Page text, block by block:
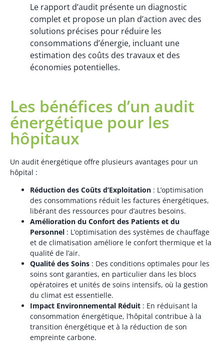
Le rapport d’audit présente un diagnostic
complet et propose un plan d’action avec des
solutions précises pour réduire les
consommations d’énergie, incluant une
estimation des coûts des travaux et des
économies potentielles.
Les bénéfices d’un audit
énergétique pour les
hôpitaux
Un audit énergétique offre plusieurs avantages pour un
hôpital :
Réduction des Coûts d’Exploitation : L’optimisation
des consommations réduit les factures énergétiques,
libérant des ressources pour d’autres besoins.
Amélioration du Confort des Patients et du
Personnel : L’optimisation des systèmes de chauffage
et de climatisation améliore le confort thermique et la
qualité de l’air.
Qualité des Soins : Des conditions optimales pour les
soins sont garanties, en particulier dans les blocs
opératoires et unités de soins intensifs, où la gestion
du climat est essentielle.
Impact Environnemental Réduit : En réduisant la
consommation énergétique, l’hôpital contribue à la
transition énergétique et à la réduction de son
empreinte carbone.